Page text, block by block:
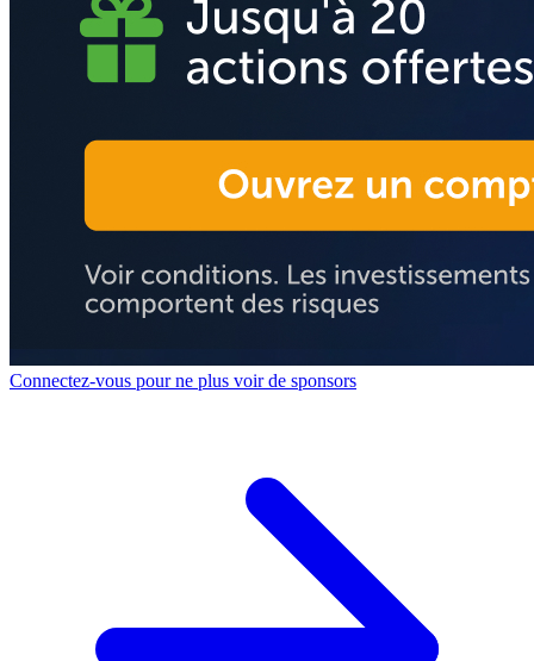
Connectez-vous pour ne plus voir de sponsors